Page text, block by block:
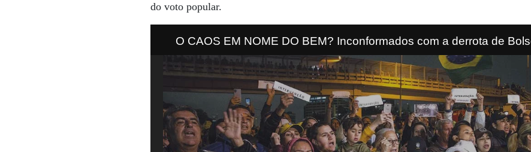
do voto popular.
O CAOS EM NOME DO BEM? Inconformados com a derrota de
seguidores do atual presidente bloquearam rodovias e utilizaram
manifestações (foto abaixo). Risco de confronto com forças de
dissipar algumas mobilizaçòes.